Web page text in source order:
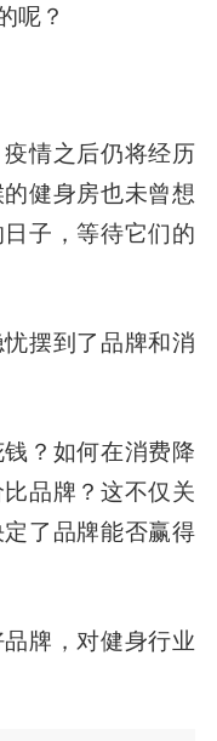
呢？
情之后仍将经历
健身房也未曾想
子，等待它们的
摆到了品牌和消
？如何在消费降
品牌？这不仅关
了品牌能否赢得
牌，对健身行业